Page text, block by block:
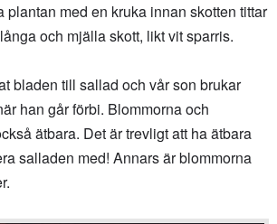
plantan med en kruka innan skotten tittar
och mjälla skott, likt vit sparris.
bladen till sallad och vår son brukar
han går förbi. Blommorna och
ätbara. Det är trevligt att ha ätbara
salladen med! Annars är blommorna